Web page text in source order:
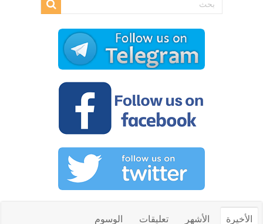
الأخيرة الأشهر تعليقات الوسوم